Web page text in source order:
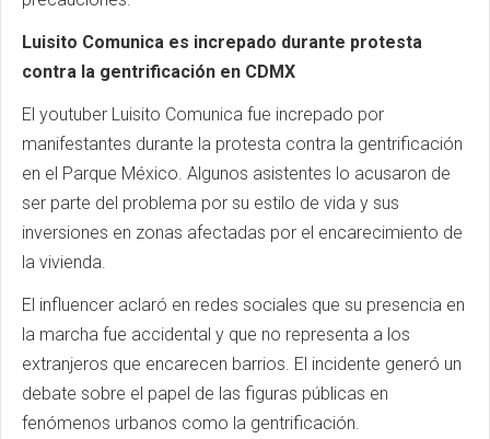
Luisito Comunica es increpado durante protesta
contra la gentrificación en CDMX
El youtuber Luisito Comunica fue increpado por
manifestantes durante la protesta contra la gentrificación
en el Parque México. Algunos asistentes lo acusaron de
ser parte del problema por su estilo de vida y sus
inversiones en zonas afectadas por el encarecimiento de
la vivienda.
El influencer aclaró en redes sociales que su presencia en
la marcha fue accidental y que no representa a los
extranjeros que encarecen barrios. El incidente generó un
debate sobre el papel de las figuras públicas en
fenómenos urbanos como la gentrificación.